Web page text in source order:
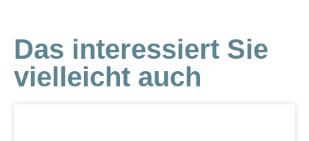
Das interessiert Sie
vielleicht auch